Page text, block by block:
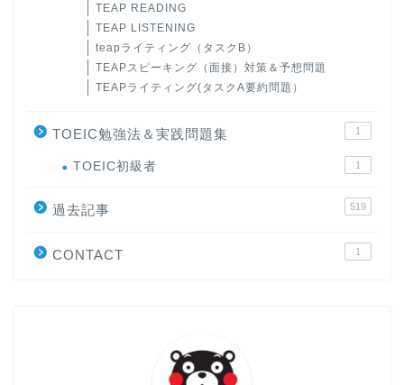
TEAP READING
TEAP LISTENING
teapライティング（タスクB）
TEAPスピーキング（面接）対策＆予想問題
TEAPライティング(タスクA要約問題）
TOEIC勉強法＆実践問題集 1
TOEIC初級者 1
過去記事 519
CONTACT 1